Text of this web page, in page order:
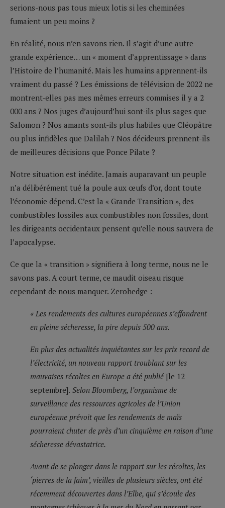
serions-nous pas tous mieux lotis si les cheminées
fumaient un peu moins ?
En réalité, nous n’en savons rien. Il s’agit d’une autre
grande expérience… un « moment d’apprentissage » dans
l’Histoire de l’humanité. Mais les humains apprennent-ils
vraiment du passé ? Les émissions de télévision de 2022 ne
montrent-elles pas mes mêmes erreurs commises il y a 2
000 ans ? Nos juges d’aujourd’hui sont-ils plus sages que
Salomon ? Nos amants sont-ils plus habiles que Cléopâtre
ou plus infidèles que Dalilah ? Nos décideurs prennent-ils
de meilleures décisions que Ponce Pilate ?
Notre situation est inédite. Jamais auparavant un peuple
n’a délibérément tué la poule aux œufs d’or, dont toute
l’économie dépend. C’est la « Grande Transition », des
combustibles fossiles aux combustibles non fossiles, dont
les dirigeants occidentaux pensent qu’elle nous sauvera de
l’apocalypse.
Ce que la « transition » signifiera à long terme, nous ne le
savons pas. A court terme, ce maudit oiseau risque
cependant de nous manquer. Zerohedge :
« Les rendements des cultures européennes s’effondrent
en pleine sécheresse, la pire depuis 500 ans.
En plus des actualités inquiétantes sur les prix record de
l’électricité, un nouveau rapport troublant sur les
mauvaises récoltes en Europe a été publié [le 12
septembre]. Selon Bloomberg, l’organisme de
surveillance des ressources agricoles de l’Union
européenne prévoit que les rendements de maïs
pourraient chuter de près d’un cinquième en raison d’une
sécheresse dévastatrice.
Avant de se plonger dans le rapport sur les récoltes, les
‘pierres de la faim’, vieilles de plusieurs siècles, ont été
récemment découvertes dans l’Elbe, qui s’écoule des